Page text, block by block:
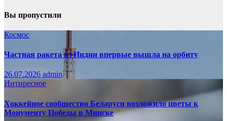
Вы пропустили
Космос
Частная ракета из Индии впервые вышла на орбиту
26.07.2026 admin
Интиресное
Хоккейное сообщество Беларуси возложило цветы к
Монументу Победы в Минске